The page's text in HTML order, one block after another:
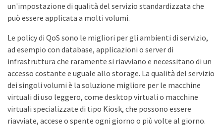
un'impostazione di qualità del servizio standardizzata che
può essere applicata a molti volumi.
Le policy di QoS sono le migliori per gli ambienti di servizio,
ad esempio con database, applicazioni o server di
infrastruttura che raramente si riavviano e necessitano di un
accesso costante e uguale allo storage. La qualità del servizio
dei singoli volumi è la soluzione migliore per le macchine
virtuali di uso leggero, come desktop virtuali o macchine
virtuali specializzate di tipo Kiosk, che possono essere
riavviate, accese o spente ogni giorno o più volte al giorno.